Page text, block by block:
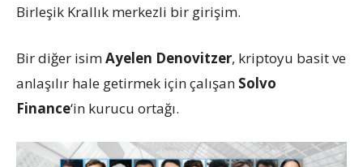
Birleşik Krallık merkezli bir girişim.
Bir diğer isimAyelen Denovitzer, kriptoyu basit ve
anlaşılır hale getirmek için çalışan Solvo
Finance‘in kurucu ortağı.